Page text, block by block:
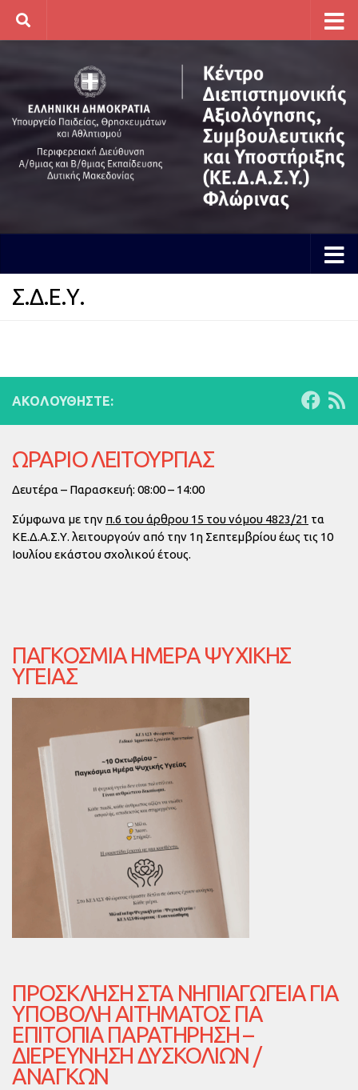
Skip to content
Σ.Δ.Ε.Υ.
ΑΚΟΛΟΥΘΉΣΤΕ:
ΩΡΑΡΙΟ ΛΕΙΤΟΥΡΓΙΑΣ
Δευτέρα – Παρασκευή: 08:00 – 14:00
Σύμφωνα με την π.6 του άρθρου 15 του νόμου 4823/21 τα
ΚΕ.Δ.Α.Σ.Υ. λειτουργούν από την 1η Σεπτεμβρίου έως τις 10
Ιουλίουεκάστου σχολικού έτους.
ΠΑΓΚΌΣΜΙΑ ΗΜΈΡΑ ΨΥΧΙΚΉΣ
ΥΓΕΊΑΣ
ΠΡΌΣΚΛΗΣΗ ΣΤΑ ΝΗΠΙΑΓΩΓΕΊΑ ΓΙΑ
ΥΠΟΒΟΛΉ ΑΙΤΉΜΑΤΟΣ ΓΙΑ
ΕΠΙΤΌΠΙΑ ΠΑΡΑΤΉΡΗΣΗ –
ΔΙΕΡΕΎΝΗΣΗ ΔΥΣΚΟΛΙΏΝ /
ΑΝΑΓΚΏΝ